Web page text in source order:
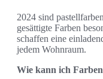
2024 sind
gesättigte Farben
schaffen eine
jedem Wohnraum.
Wie kann ich